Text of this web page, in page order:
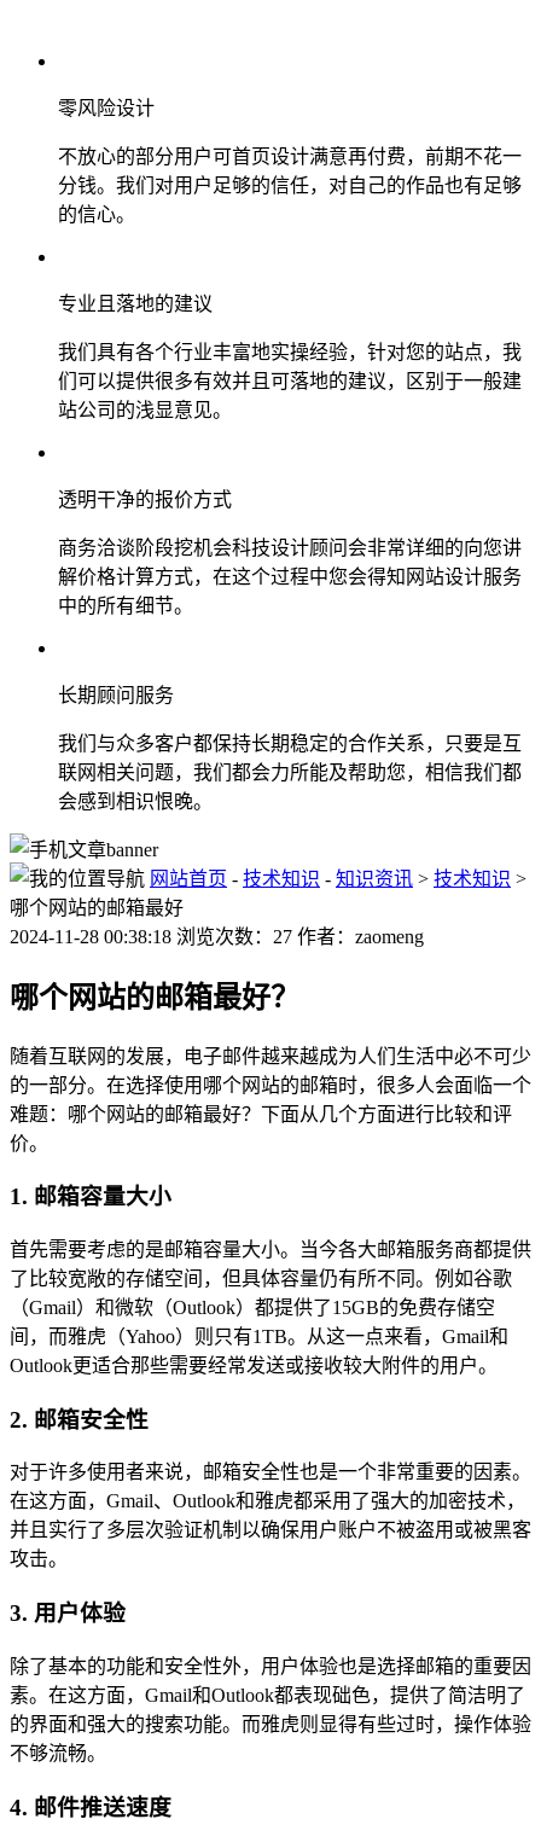
零风险设计
不放心的部分用户可首页设计满意再付费，前期不花一
分钱。我们对用户足够的信任，对自己的作品也有足够
的信心。
专业且落地的建议
我们具有各个行业丰富地实操经验，针对您的站点，我
们可以提供很多有效并且可落地的建议，区别于一般建
站公司的浅显意见。
透明干净的报价方式
商务洽谈阶段挖机会科技设计顾问会非常详细的向您讲
解价格计算方式，在这个过程中您会得知网站设计服务
中的所有细节。
长期顾问服务
我们与众多客户都保持长期稳定的合作关系，只要是互
联网相关问题，我们都会力所能及帮助您，相信我们都
会感到相识恨晚。
网站首页 - 技术知识 - 知识资讯 > 技术知识 >
哪个网站的邮箱最好
2024-11-28 00:38:18 浏览次数：27 作者：zaomeng
哪个网站的邮箱最好？
随着互联网的发展，电子邮件越来越成为人们生活中必不可少
的一部分。在选择使用哪个网站的邮箱时，很多人会面临一个
难题：哪个网站的邮箱最好？下面从几个方面进行比较和评
价。
1. 邮箱容量大小
首先需要考虑的是邮箱容量大小。当今各大邮箱服务商都提供
了比较宽敞的存储空间，但具体容量仍有所不同。例如谷歌
（Gmail）和微软（Outlook）都提供了15GB的免费存储空
间，而雅虎（Yahoo）则只有1TB。从这一点来看，Gmail和
Outlook更适合那些需要经常发送或接收较大附件的用户。
2. 邮箱安全性
对于许多使用者来说，邮箱安全性也是一个非常重要的因素。
在这方面，Gmail、Outlook和雅虎都采用了强大的加密技术，
并且实行了多层次验证机制以确保用户账户不被盗用或被黑客
攻击。
3. 用户体验
除了基本的功能和安全性外，用户体验也是选择邮箱的重要因
素。在这方面，Gmail和Outlook都表现础色，提供了简洁明了
的界面和强大的搜索功能。而雅虎则显得有些过时，操作体验
不够流畅。
4. 邮件推送速度